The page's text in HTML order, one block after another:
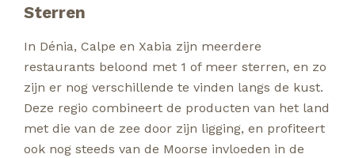
Sterren
In Dénia, Calpe en Xabia zijn meerdere
restaurants beloond met 1 of meer sterren, en zo
zijn er nog verschillende te vinden langs de kust.
Deze regio combineert de producten van het land
met die van de zee door zijn ligging, en profiteert
ook nog steeds van de Moorse invloeden in de